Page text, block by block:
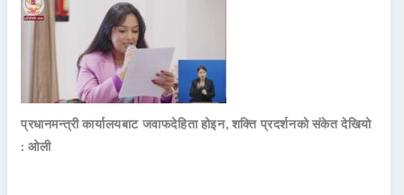
प्रधानमन्त्री कार्यालयबाट जवाफदेहिता होइन, शक्ति प्रदर्शनको संकेत देखियो
: ओली